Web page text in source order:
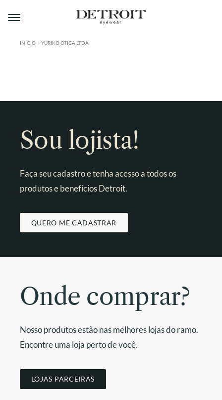
Pular
para
Pular
para
A MONTMARTRE
CONTATO
INÍCIO YURIKO OTICA LTDA
Sou lojista!
Faça seu cadastro e tenha acesso a todos os
produtos e benefícios Detroit.
QUERO ME CADASTRAR
Onde comprar?
Nosso produtos estão nas melhores lojas do ramo.
Encontre uma loja perto de você.
LOJAS PARCEIRAS